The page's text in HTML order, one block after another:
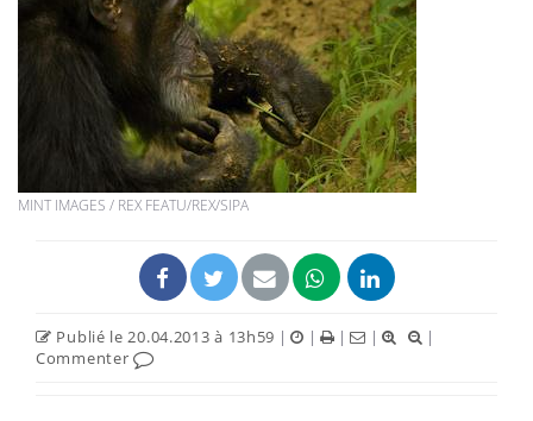
MINT IMAGES / REX FEATU/REX/SIPA
Publié le 20.04.2013 à 13h59 | | | |
|
Commenter